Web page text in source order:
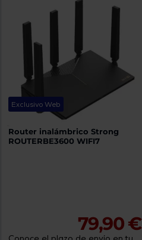
Exclusivo Web
Router inalámbrico Strong
ROUTERBE3600 WIFI7
79,90 €